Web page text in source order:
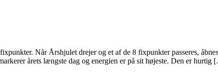
Når Årshjulet drejer og et af de 8 fixpunkter passeres,
årets længste dag og energien er på sit højeste. Den er hurtig